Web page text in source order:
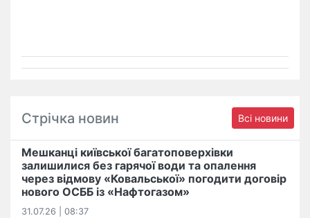
Стрічка новин Всі новини
Мешканці київської багатоповерхівки
залишилися без гарячої води та опалення
через відмову «Ковальської» погодити договір
нового ОСББ із «Нафтогазом»
31.07.26 | 08:37